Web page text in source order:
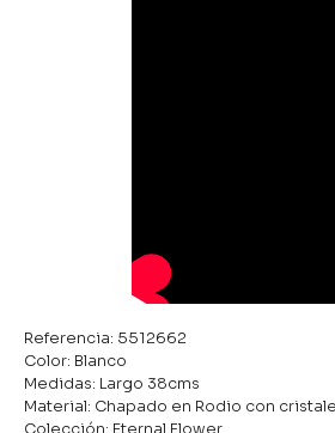
Referencia: 5512662
Color: Blanco
Medidas: Largo 38cms
Material: Chapado en Rodio con
Colección: Eternal Flower